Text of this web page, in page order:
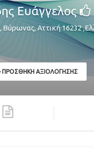
Ευάγγελος
Βύρωνας,Αττική16232,
ΠΡΟΣΘΉΚΗ ΑΞΙΟΛΌΓΗΣΗΣ